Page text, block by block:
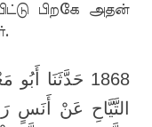
பிறகே அதன்
.
1868 حَدَّثَنَا
التَّيَّاحِ عَنْ أَنَسٍ